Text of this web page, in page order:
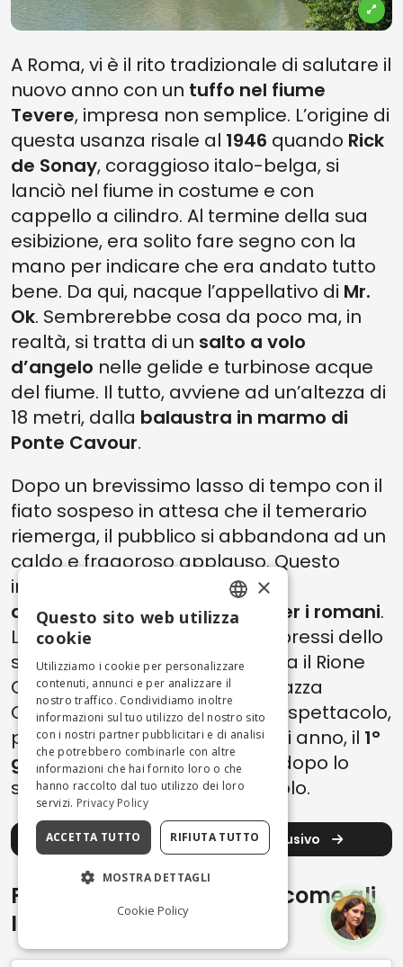
A Roma, vi è il rito tradizionale di salutare il
nuovo anno con un tuffo nel fiume
Tevere, impresa non semplice. L’origine di
questa usanza risale al 1946 quando Rick
de Sonay, coraggioso italo-belga, si
lanciò nel fiume in costume e con
cappello a cilindro. Al termine della sua
esibizione, era solito fare segno con la
mano per indicare che era andato tutto
bene. Da qui, nacque l’appellativo di Mr.
Ok. Sembrerebbe cosa da poco ma, in
realtà, si tratta di un salto a volo
d’angelo nelle gelide e turbinose acque
del fiume. Il tutto, avviene ad un’altezza di
18 metri, dalla balaustra in marmo di
Ponte Cavour.
Dopo un brevissimo lasso di tempo con il
fiato sospeso in attesa che il temerario
riemerga, il pubblico si abbandona ad un
caldo e fragoroso applauso. Questo
insolito rituale, da allora, è un
appuntamento imperdibile per i romani.
La performance ha luogo nei pressi dello
storico ponte novecentesco tra il Rione
Campo Marzio e l’omonima Piazza
Cavour. Non perdetevi questo spettacolo,
puntuale ed immancabile ogni anno, il 1°
gennaio alle ore 12:00,subito
dopo lo
sparo del cannone del Gianicolo.
Visita Roma con il nostro Pass esclusivo
Festeggia il Capodanno come gli
Italiani
ENGLISH
ITALIAN
×
Questo sito web utilizza
cookie
Utilizziamo i cookie per personalizzare
contenuti, annunci e per analizzare il
nostro traffico. Condividiamo inoltre
informazioni sul tuo utilizzo del nostro sito
con i nostri partner pubblicitari e di analisi
che potrebbero combinarle con altre
informazioni che hai fornito loro o che
hanno raccolto dal tuo utilizzo dei loro
servizi. Privacy Policy
ACCETTA TUTTO RIFIUTA TUTTO
MOSTRA DETTAGLI
Cookie Policy